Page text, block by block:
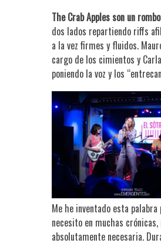
The Crab Apples son un
dos lados repartiendo riffs
a la vez firmes y fluidos.
cargo de los cimientos y
poniendo la voz y los
Me he inventado esta palabra
necesito en muchas crónicas,
absolutamente necesaria.